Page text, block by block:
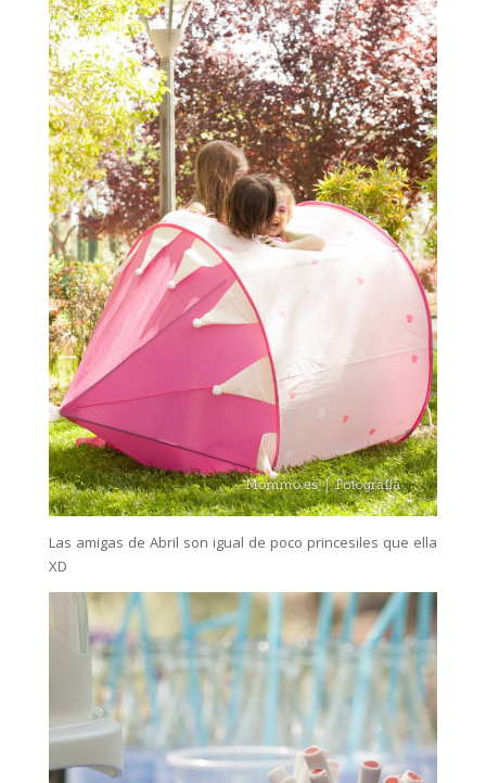
Las amigas de Abril son igual de poco princesiles que ella
XD